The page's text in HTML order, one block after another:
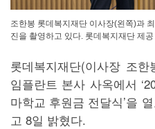
조한봉 롯데복지재단 이사장(왼쪽)과
진을 촬영하고 있다. 롯데복지재단 제공
롯데복지재단(이사장 조
임플란트 본사 사옥에서
마학교 후원금 전달식’을
고 8일 밝혔다.